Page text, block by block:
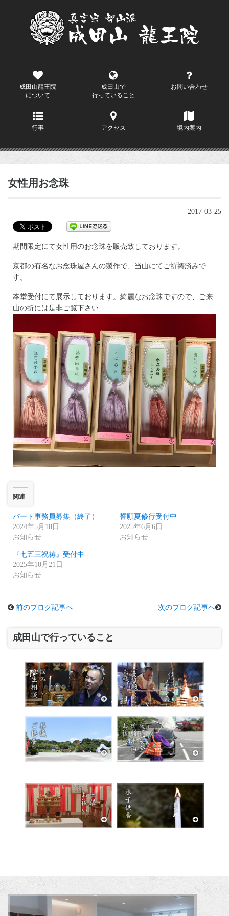
成田山龍王院
について
成田山で
行っていること
お問い合わせ
行事 アクセス 境内案内
女性用お念珠
2017-03-25
期間限定にて女性用のお念珠を販売致しております。
京都の有名なお念珠屋さんの製作で、当山にてご祈祷済みで
す。
本堂受付にて展示しております。綺麗なお念珠ですので、ご来
山の折には是非ご覧下さい
関連
パート事務員募集（終了）
2024年5月18日
お知らせ
誓願夏修行受付中
2025年6月6日
お知らせ
『七五三祝祷』受付中
2025年10月21日
お知らせ
前のブログ記事へ 次のブログ記事へ
成田山で行っていること